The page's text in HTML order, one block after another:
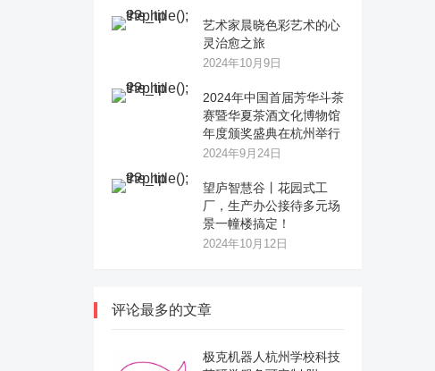
艺术家晨晓色彩艺术的心
灵治愈之旅
2024年10月9日
2024年中国首届芳华斗茶
赛暨华夏茶酒文化博物馆
年度颁奖盛典在杭州举行
2024年9月24日
望庐智慧谷丨花园式工
厂，生产办公接待多元场
景一幢楼搞定！
2024年10月12日
评论最多的文章
极克机器人杭州学校科技